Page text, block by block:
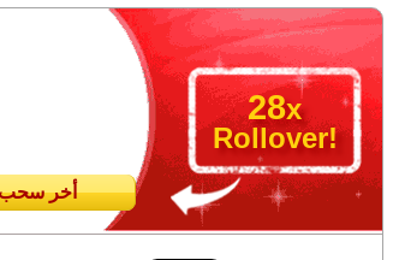
28x
Rollover!
أخر سحب